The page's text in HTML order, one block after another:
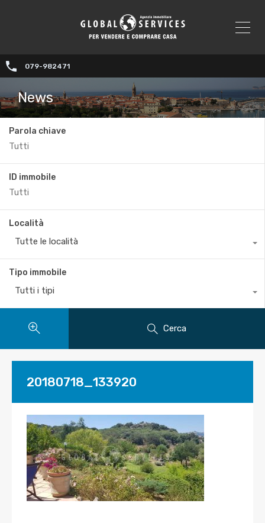
079-982471
News
Parola chiave
ID immobile
Località
Tutte le località
Tipo immobile
Tutti i tipi
Cerca
20180718_133920